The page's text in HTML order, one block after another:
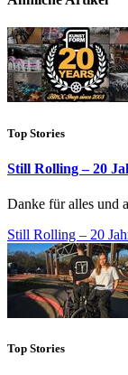
Top Stories
Still Rolling – 20
Danke für alles und
Still Rolling – 20
Top Stories